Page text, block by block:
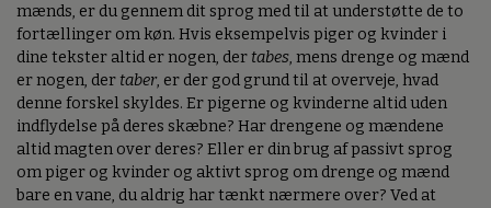
mænds, er du gennem dit sprog med til at understøtte de to
fortællinger om køn. Hvis eksempelvis piger og kvinder i
dine tekster altid er nogen, der tabes, mens drenge og mænd
er nogen, der taber, er der god grund til at overveje, hvad
denne forskel skyldes. Er pigerne og kvinderne altid uden
indflydelse på deres skæbne? Har drengene og mændene
altid magten over deres? Eller er din brug af passivt sprog
om piger og kvinder og aktivt sprog om drenge og mænd
bare en vane, du aldrig har tænkt nærmere over? Ved at